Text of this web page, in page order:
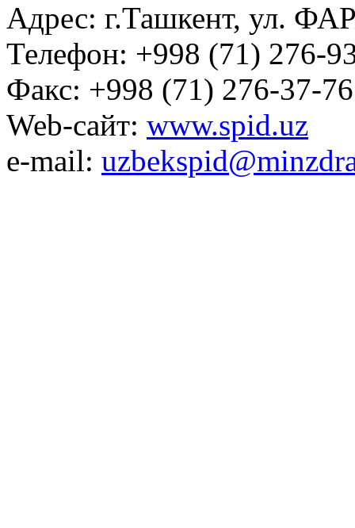
Адрес: г.Ташкент, ул.
Телефон: +998 (71) 276-
Факс: +998 (71) 276-37-76
Web-сайт: www.spid.uz
e-mail: